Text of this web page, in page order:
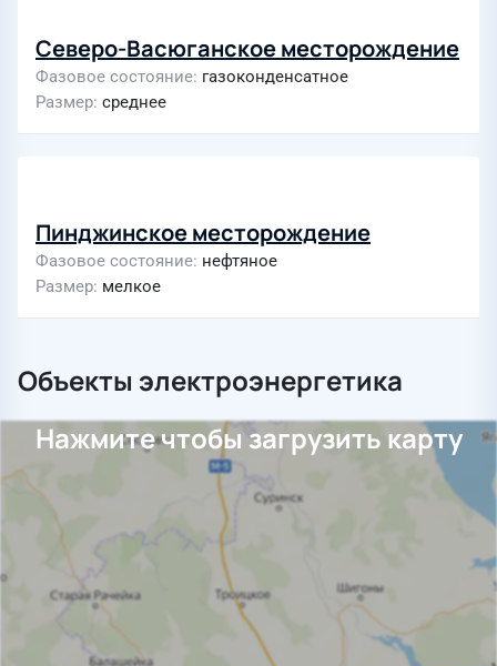
Северо-Васюганское месторождение
Фазовое состояние газоконденсатное
Размер среднее
Пинджинское месторождение
Фазовое состояние нефтяное
Размер мелкое
Объекты электроэнергетика
Нажмите чтобы загрузить карту